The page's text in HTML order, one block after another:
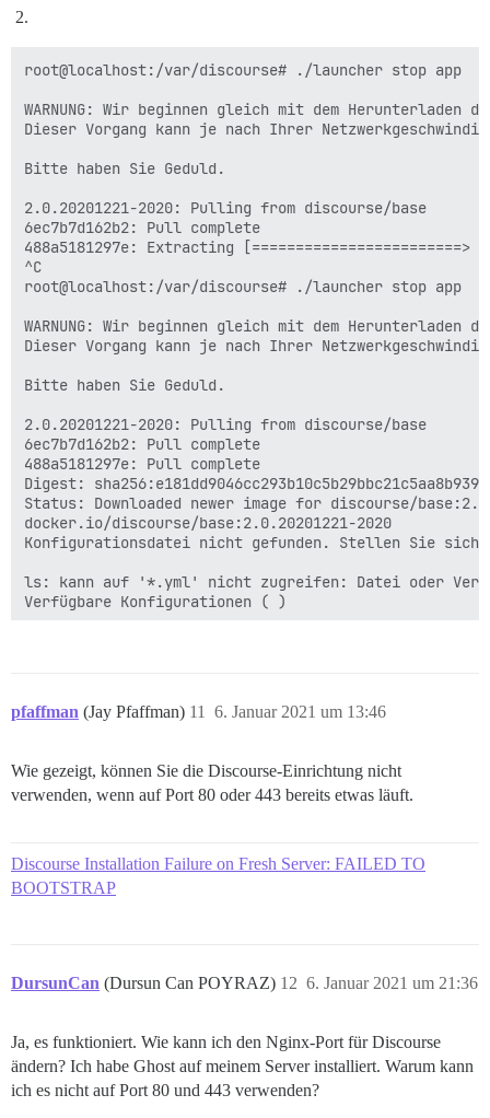
Context:           default
Engine:
  Version:          20.10.2
  Go version:       go1.13.15
  Built:            Mon Dec 28 16:15:09 2020
  OS/Arch:          linux/amd64
  Experimental:     false
containerd:
  Version:          1.4.3
runc:
  Version:          1.0.0-rc92
docker-init:
  GitCommit:        de40ad0
Wenn Sie Docker als Nicht-Root-Benutzer verwenden
den Benutzernamen zur Gruppe "docker"
  sudo usermod -aG docker your-user
Denken Sie daran, dass Sie sich ausloggen und
WARNUNG: Das Hinzufügen eines Benutzers zur
Container auszuführen, die verwendet werden
COMMAND  PID     USER   FD   TYPE DEVICE SIZE/OFF
nginx   3368 www-data    8u  IPv4  20899      0t0
nginx   3368 www-data    9u  IPv6  20901      0t0
ausführen möchten, müssen Sie einen anderen Port
Siehe https://meta.discourse.org/t/17247
./launcher stop app
root@localhost:/var/discourse# ./launcher stop app
WARNUNG: Wir beginnen gleich mit dem Herunterladen
Dieser Vorgang kann je nach Ihrer
Bitte haben Sie Geduld.
2.0.20201221-2020: Pulling from discourse/base
6ec7b7d162b2: Pull complete
488a5181297e: Extracting
^C
root@localhost:/var/discourse# ./launcher stop app
WARNUNG: Wir beginnen gleich mit dem Herunterladen
Dieser Vorgang kann je nach Ihrer
Bitte haben Sie Geduld.
2.0.20201221-2020: Pulling from discourse/base
6ec7b7d162b2: Pull complete
488a5181297e: Pull complete
Digest:
Status: Downloaded newer image for discourse/
docker.io/discourse/base:2.0.20201221-2020
Konfigurationsdatei nicht gefunden. Stellen Sie
ls: kann auf '*.yml' nicht zugreifen: Datei oder
pfaffman (Jay Pfaffman) 6. Januar 2021 um 13:46
11
Wie gezeigt, können Sie die Discourse-Einrichtung nicht
verwenden, wenn auf Port 80 oder 443 bereits etwas läuft.
Discourse Installation Failure on Fresh Server: FAILED TO
BOOTSTRAP
DursunCan (Dursun Can POYRAZ) 6. Januar 2021 um 21:36
12
Ja, es funktioniert. Wie kann ich den Nginx-Port für Discourse
ändern? Ich habe Ghost auf meinem Server installiert. Warum kann
ich es nicht auf Port 80 und 443 verwenden?